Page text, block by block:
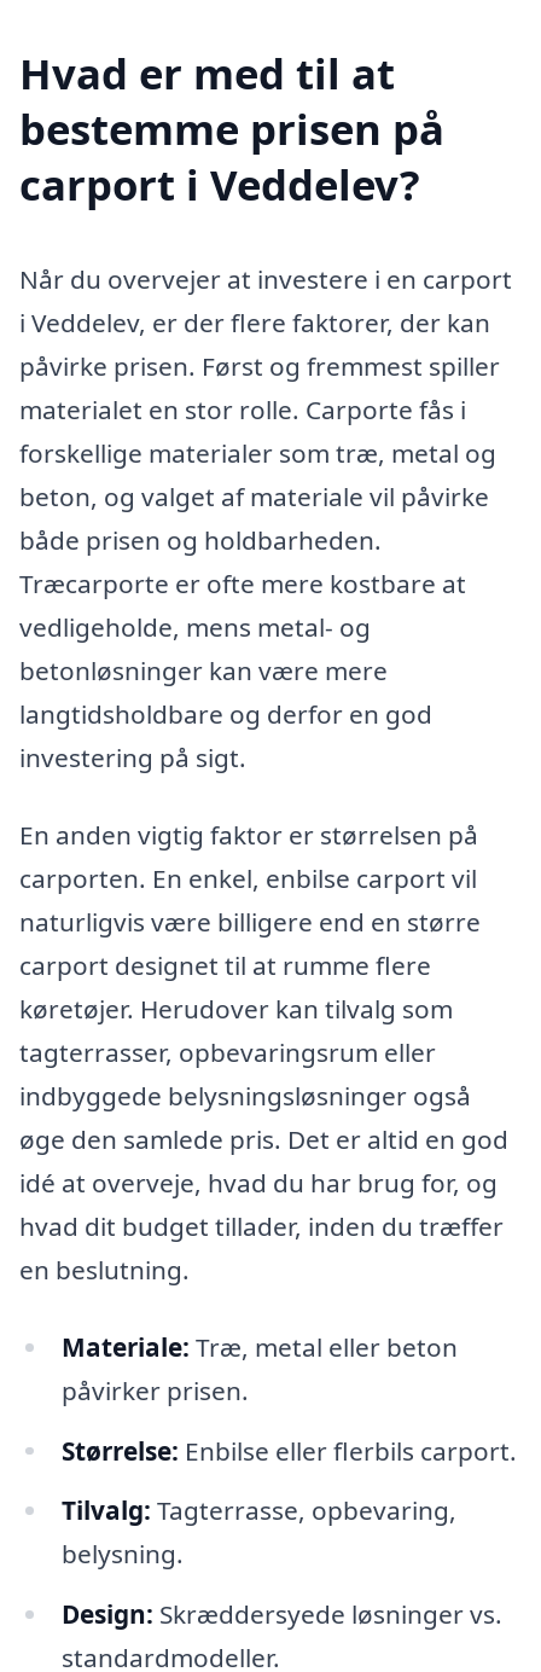
Hvad er med til at
bestemme prisen på
carport i Veddelev?
Når du overvejer at investere i en carport
i Veddelev, er der flere faktorer, der kan
påvirke prisen. Først og fremmest spiller
materialet en stor rolle. Carporte fås i
forskellige materialer som træ, metal og
beton, og valget af materiale vil påvirke
både prisen og holdbarheden.
Træcarporte er ofte mere kostbare at
vedligeholde, mens metal- og
betonløsninger kan være mere
langtidsholdbare og derfor en god
investering på sigt.
En anden vigtig faktor er størrelsen på
carporten. En enkel, enbilse carport vil
naturligvis være billigere end en større
carport designet til at rumme flere
køretøjer. Herudover kan tilvalg som
tagterrasser, opbevaringsrum eller
indbyggede belysningsløsninger også
øge den samlede pris. Det er altid en god
idé at overveje, hvad du har brug for, og
hvad dit budget tillader, inden du træffer
en beslutning.
Materiale: Træ, metal eller beton
påvirker prisen.
Størrelse: Enbilse eller flerbils carport.
Tilvalg: Tagterrasse, opbevaring,
belysning.
Design: Skræddersyede løsninger vs.
standardmodeller.